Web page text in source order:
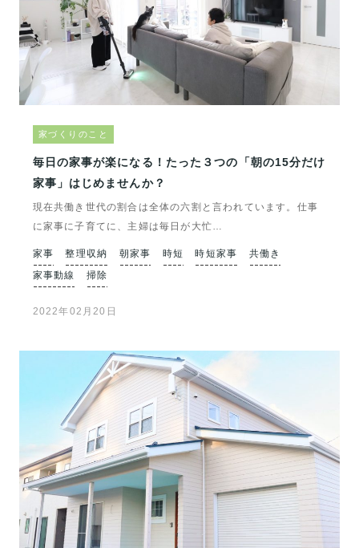
家づくりのこと
毎日の家事が楽になる！たった３つの「朝の15分だけ
家事」はじめませんか？
現在共働き世代の割合は全体の六割と言われています。仕事
に家事に子育てに、主婦は毎日が大忙…
家事 整理収納 朝家事 時短 時短家事
共働き
家事動線
掃除
2022年02月20日